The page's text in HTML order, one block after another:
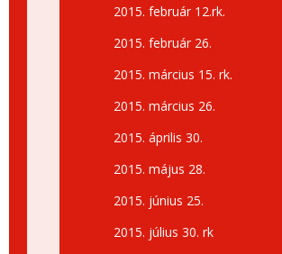
2015. február 12.rk.
2015. február 26.
2015. március 15. rk.
2015. március 26.
2015. április 30.
2015. május 28.
2015. június 25.
2015. július 30. rk